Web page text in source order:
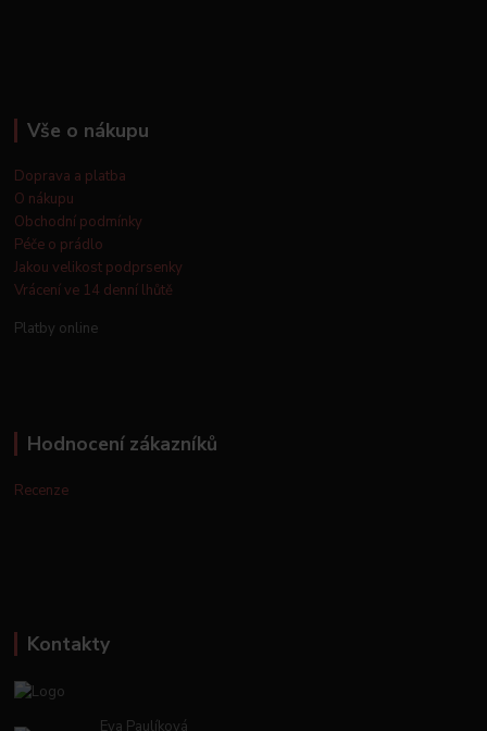
Vše o nákupu
Doprava a platba
O nákupu
Obchodní podmínky
Péče o prádlo
Jakou velikost podprsenky
Vrácení ve 14 denní lhůtě
Platby online
Hodnocení zákazníků
Recenze
Kontakty
Eva Paulíková